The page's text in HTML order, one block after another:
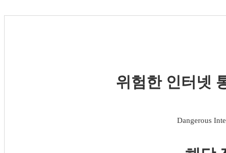
위험한 인터넷
Dangerous